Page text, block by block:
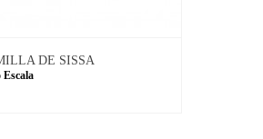
DE SISSA